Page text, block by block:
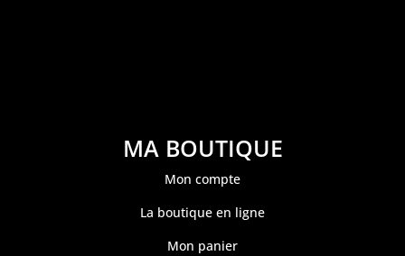
MA BOUTIQUE
Mon compte
La boutique en ligne
Mon panier